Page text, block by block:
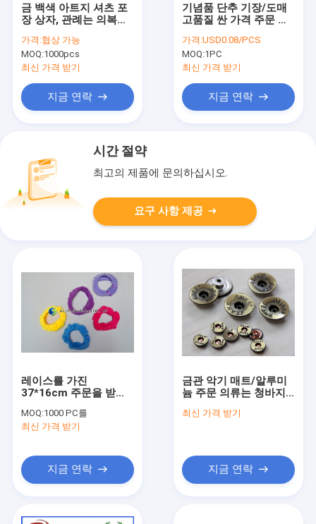
금 백색 아트지 셔츠 포
장 상자, 관례는 의복을
했습니다
가격:협상 가능
MOQ:1000pcs
최신 가격 받기
지금 연락
기념품 단추 기장/도매
고품질 싼 가격 주문 주
가격:USD0.08/PCS
MOQ:1PC
최신 가격 받기
지금 연락
시간 절약
최고의 제품에 문의하십시오.
요구 사항 제공
레이스를 가진
37*16cm 주문을 받아
수 머리 건조용 터번
MOQ:1000 PC를
최신 가격 받기
지금 연락
금관 악기 매트/알루미
늄 주문 의류는 청바지
웁니다
최신 가격 받기
지금 연락